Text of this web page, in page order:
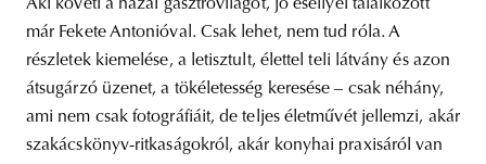
Aki követi a hazai gasztrovilágot, jó eséllyel találkozott
már Fekete Antonióval. Csak lehet, nem tud róla. A
részletek kiemelése, a letisztult, élettel teli látvány és azon
átsugárzó üzenet, a tökéletesség keresése – csak néhány,
ami nem csak fotográfiáit, de teljes életművét jellemzi, akár
szakácskönyv-ritkaságokról, akár konyhai praxisáról van